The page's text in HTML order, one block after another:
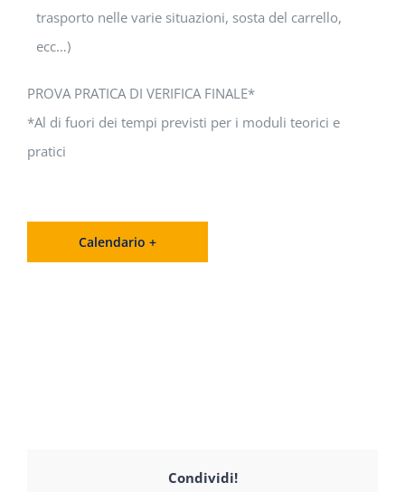
trasporto nelle varie situazioni, sosta del carrello,
ecc…)
PROVA PRATICA DI VERIFICA FINALE*
*Al di fuori dei tempi previsti per i moduli teorici e
pratici
Calendario +
Condividi!